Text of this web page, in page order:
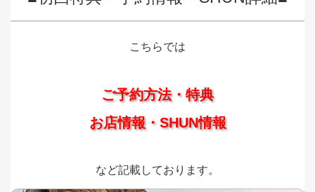
こちらでは
ご予約方法・特典
お店情報・SHUN情報
など記載しております。